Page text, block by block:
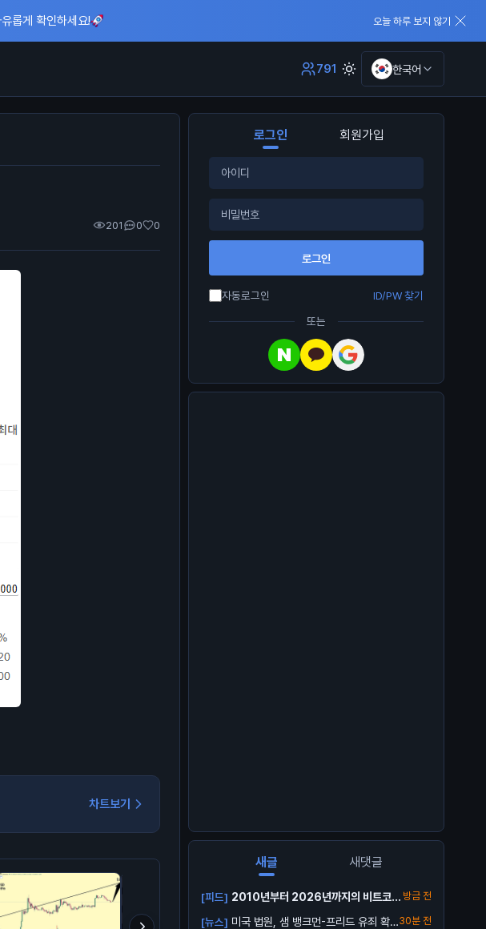
롭게 확인하세요! 오늘 하루 보지 않기
791 한국어
201 0 0
차트보기
로그인 회원가입
로그인
자동로그인
ID/PW 찾기
또는
새글 새댓글
[피드] 2010년부터 2026년까지의 비트코인
가격 ...
방금 전
[뉴스] 미국 법원, 샘 뱅크먼-프리드 유죄 확
30분 전